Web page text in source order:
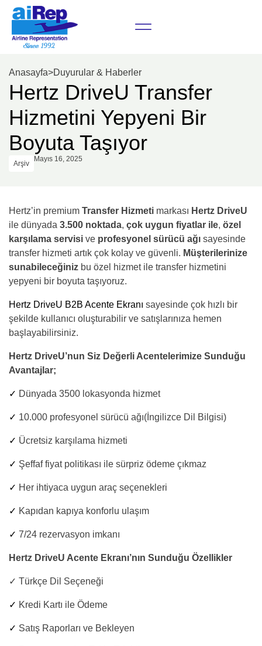
Anasayfa>Duyurular & Haberler
Hertz DriveU Transfer
Hizmetini Yepyeni Bir
Boyuta Taşıyor
Arşiv
Mayıs 16, 2025
Hertz’in premium Transfer Hizmeti markası Hertz DriveU
ile dünyada 3.500 noktada, çok uygun fiyatlar ile, özel
karşılama servisi ve profesyonel sürücü ağı sayesinde
transfer hizmeti artık çok kolay ve güvenli. Müşterilerinize
sunabileceğiniz bu özel hizmet ile transfer hizmetini
yepyeni bir boyuta taşıyoruz.
Hertz DriveU B2B Acente Ekranı sayesinde çok hızlı bir
şekilde kullanıcı oluşturabilir ve satışlarınıza hemen
başlayabilirsiniz.
Hertz DriveU’nun Siz Değerli Acentelerimize Sunduğu
Avantajlar;
✓ Dünyada 3500 lokasyonda hizmet
✓ 10.000 profesyonel sürücü ağı(İngilizce Dil Bilgisi)
✓ Ücretsiz karşılama hizmeti
✓ Şeffaf fiyat politikası ile sürpriz ödeme çıkmaz
✓ Her ihtiyaca uygun araç seçenekleri
✓ Kapıdan kapıya konforlu ulaşım
✓ 7/24 rezervasyon imkanı
Hertz DriveU Acente Ekranı’nın Sunduğu Özellikler
✓ Türkçe Dil Seçeneği
✓ Kredi Kartı ile Ödeme
✓ Satış Raporları ve Bekleyen